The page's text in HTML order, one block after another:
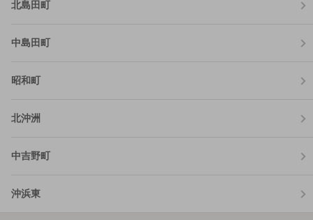
北島田町
中島田町
昭和町
北沖洲
中吉野町
沖浜東